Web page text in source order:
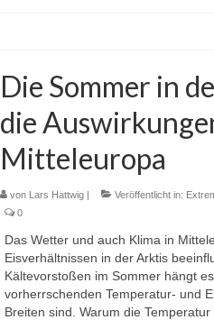
Die Sommer in
die
Mitteleuropa
von Lars Hattwig| Veröffentlicht in:
0
Das Wetter und auch Klima in
Eisverhältnissen in der Arktis
Kältevorstoßen im Sommer hängt
vorherrschenden Temperatur- und
Breiten sind. Warum die